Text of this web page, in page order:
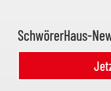
SchwörerHaus-